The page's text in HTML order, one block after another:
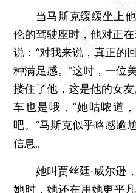
当马斯克缓缓坐上他
伦的驾驶座时，他对正
说：“对我来说，真正的
种满足感。”这时，一位
搂住了他，这是他的女
车也是哦，”她咕哝道
吧。”马斯克似乎略感尴
信息。
她叫贾丝廷·威尔逊，
她时，她还在用她更平